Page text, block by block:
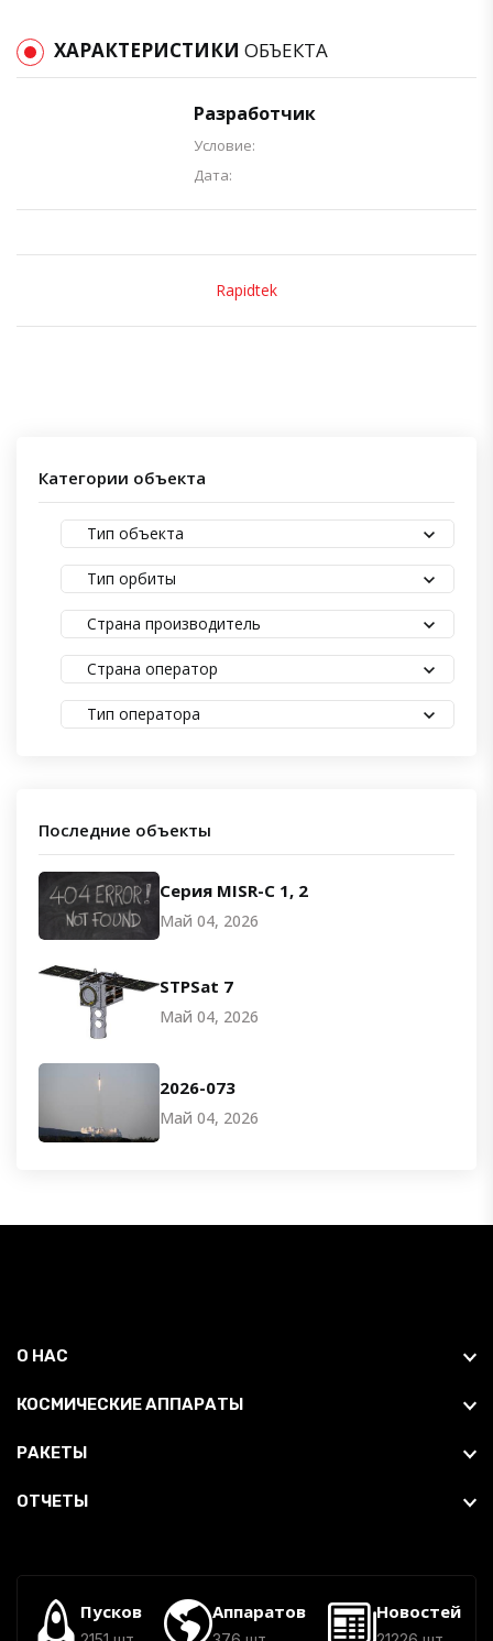
ХАРАКТЕРИСТИКИ ОБЪЕКТА
Разработчик
Условие:
Дата:
Rapidtek
Категории объекта
Тип объекта
Тип орбиты
Страна производитель
Страна оператор
Тип оператора
Последние объекты
Серия MISR-C 1, 2
Май 04, 2026
STPSat 7
Май 04, 2026
2026-073
Май 04, 2026
О НАС
КОСМИЧЕСКИЕ АППАРАТЫ
РАКЕТЫ
ОТЧЕТЫ
Пусков Аппаратов Новостей